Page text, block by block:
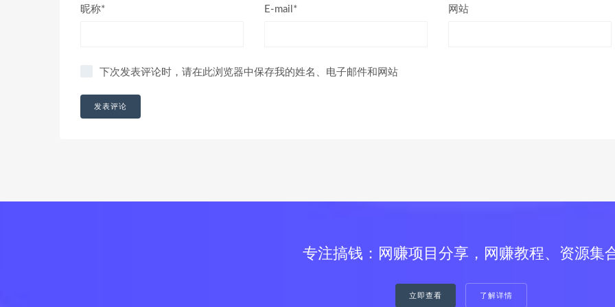
昵称* E-mail* 网站
下次发表评论时，请在此浏览器中保存我的姓名、电子邮件和网站
专注搞钱：网赚项目分享，网赚教程、资源集
立即查看 了解详情